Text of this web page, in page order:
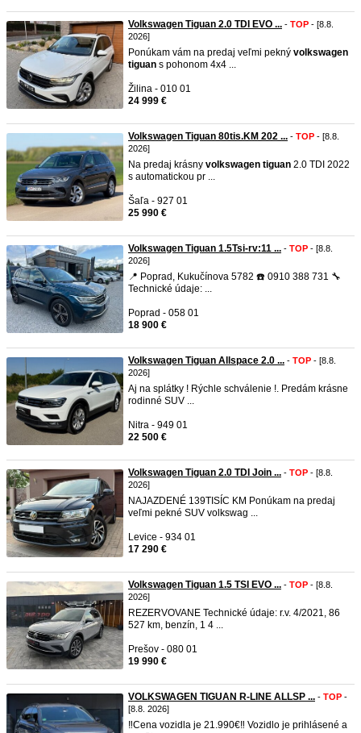
Volkswagen Tiguan 2.0 TDI EVO ... - TOP - [8.8.
2026]
Ponúkam vám na predaj veľmi pekný volkswagen
tiguan s pohonom 4x4 ...
Žilina - 010 01
24 999 €
Volkswagen Tiguan 80tis.KM 202 ... - TOP - [8.8.
2026]
Na predaj krásny volkswagen tiguan 2.0 TDI 2022
s automatickou pr ...
Šaľa - 927 01
25 990 €
Volkswagen Tiguan 1.5Tsi-rv:11 ... - TOP - [8.8.
2026]
📍 Poprad, Kukučínova 5782 ☎️ 0910 388 731 🔧
Technické údaje: ...
Poprad - 058 01
18 900 €
Volkswagen Tiguan Allspace 2.0 ... - TOP - [8.8.
2026]
Aj na splátky ! Rýchle schválenie !. Predám krásne
rodinné SUV ...
Nitra - 949 01
22 500 €
Volkswagen Tiguan 2.0 TDI Join ... - TOP - [8.8.
2026]
NAJAZDENÉ 139TISÍC KM Ponúkam na predaj
veľmi pekné SUV volkswag ...
Levice - 934 01
17 290 €
Volkswagen Tiguan 1.5 TSI EVO ... - TOP - [8.8.
2026]
REZERVOVANE Technické údaje: r.v. 4/2021, 86
527 km, benzín, 1 4 ...
Prešov - 080 01
19 990 €
VOLKSWAGEN TIGUAN R-LINE ALLSP ... - TOP -
[8.8. 2026]
‼️Cena vozidla je 21.990€‼️ Vozidlo je prihlásené a